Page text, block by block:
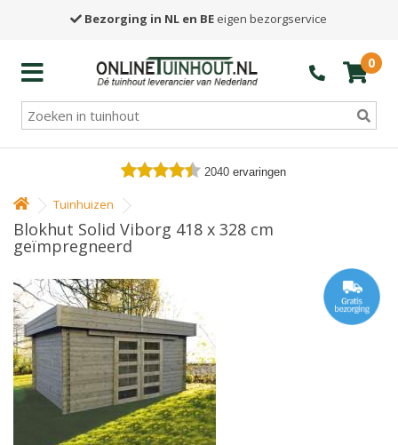
Bezorging in NL en BE eigen bezorgservice
0
2040 ervaringen
Tuinhuizen
Blokhut Solid Viborg 418 x 328 cm
geïmpregneerd